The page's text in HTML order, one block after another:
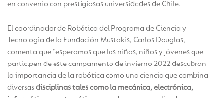
en convenio con prestigiosas universidades de Chile.
El coordinador de Robótica del Programa de Ciencia y
Tecnología de la Fundación Mustakis, Carlos Douglas,
comenta que “esperamos que las niñas, niños y jóvenes que
participen de este campamento de invierno 2022 descubran
la importancia de la robótica como una ciencia que combina
diversasdisciplinas tales como la mecánica, electrónica,